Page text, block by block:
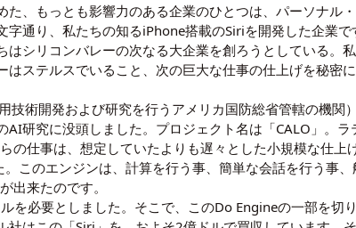
、もっとも影響力のある企業のひとつは、パーソナル
字通り、私たちの知るiPhone搭載のSiriを開発した企業
はシリコンバレーの次なる大企業を創ろうとしている。
ステルスでいること、次の巨大な仕事の仕上げを秘密
技術開発および研究を行うアメリカ国防総省管轄の機関
研究に没頭しました。プロジェクト名は「CALO」。
の仕事は、想定していたよりも遅々とした小規模な仕
このエンジンは、計算を行う事、簡単な会話を行う事
出来たのです。
を必要としました。そこで、このDo Engineの一部を切